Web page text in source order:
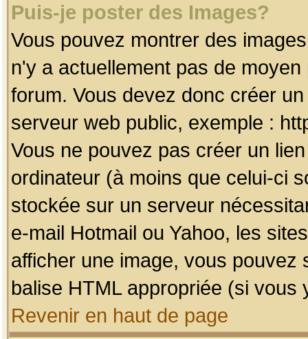
Puis-je poster des Images?
Vous pouvez montrer des
n'y a actuellement pas de
forum. Vous devez donc créer
serveur web public, exemple :
Vous ne pouvez pas créer un
ordinateur (à moins que celui-ci
stockée sur un serveur
e-mail Hotmail ou Yahoo, les
afficher une image, vous pouvez
balise HTML appropriée (si vous
Revenir en haut de page